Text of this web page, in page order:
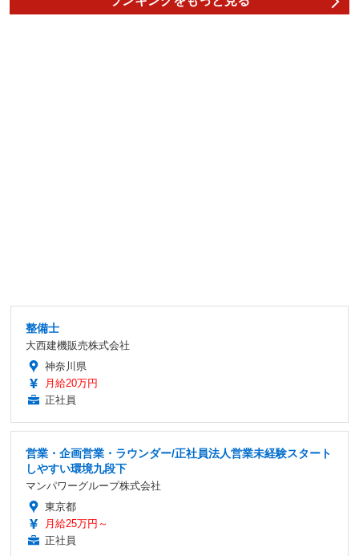
整備士
大西建機販売株式会社
神奈川県
月給20万円
正社員
営業・企画営業・ラウンダー/正社員法人営業未経験スタート
しやすい環境九段下
マンパワーグループ株式会社
東京都
月給25万円～
正社員